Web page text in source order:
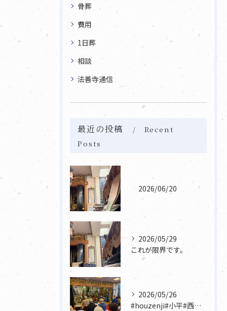
骨葬
費用
1日葬
相談
法善寺通信
最近の投稿
Recent
Posts
2026/06/20
2026/05/29
これが限界です。
2026/05/26
#houzenji#小平#西東京市#東村山#立川市国分寺市寺...